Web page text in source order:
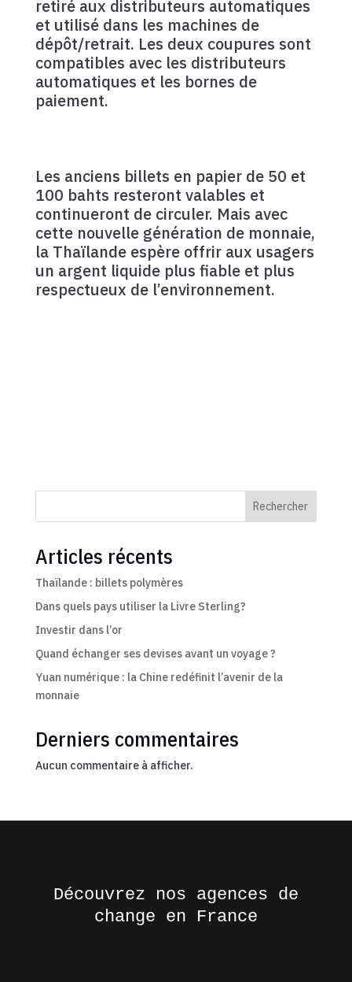
retiré aux distributeurs automatiques
et utilisé dans les machines de
dépôt/retrait. Les deux coupures sont
compatibles avec les distributeurs
automatiques et les bornes de
paiement.
Les anciens billets en papier de 50 et
100 bahts resteront valables et
continueront de circuler. Mais avec
cette nouvelle génération de monnaie,
la Thaïlande espère offrir aux usagers
un argent liquide plus fiable et plus
respectueux de l’environnement.
Rechercher
Articles récents
Thaïlande : billets polymères
Dans quels pays utiliser la Livre Sterling?
Investir dans l’or
Quand échanger ses devises avant un voyage ?
Yuan numérique : la Chine redéfinit l’avenir de la
monnaie
Derniers commentaires
Aucun commentaire à afficher.
Découvrez nos agences de
change en France